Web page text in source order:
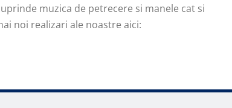
muzica de petrecere si manele cat si
noi realizari ale noastre aici: